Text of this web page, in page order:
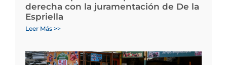
derecha con la juramentación de De la
Espriella
Leer Más >>